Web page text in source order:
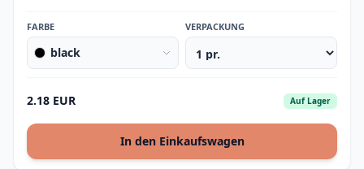
FARBE
black
VERPACKUNG
2.18 EUR Auf Lager
In den Einkaufswagen